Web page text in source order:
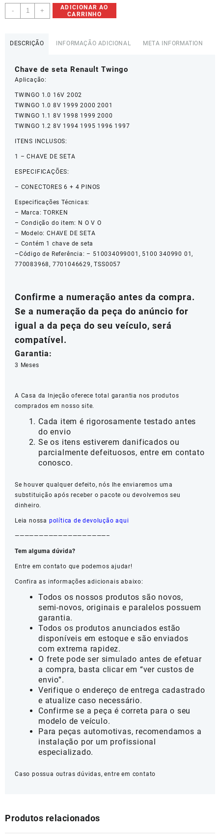
-
Chave
De
Renault
7701046629
quantidade
+
ADICIONAR AO
CARRINHO
DESCRIÇÃO INFORMAÇÃO ADICIONAL META INFORMATION
Chave de seta Renault Twingo
Aplicação:
TWINGO 1.0 16V 2002
TWINGO 1.0 8V 1999 2000 2001
TWINGO 1.1 8V 1998 1999 2000
TWINGO 1.2 8V 1994 1995 1996 1997
ITENS INCLUSOS:
1 – CHAVE DE SETA
ESPECIFICAÇÕES:
– CONECTORES 6 + 4 PINOS
Especificações Técnicas:
– Marca: TORKEN
– Condição do item: N O V O
– Modelo: CHAVE DE SETA
– Contém 1 chave de seta
–Código de Referência: – 510034099001, 5100 340990 01,
770083968, 7701046629, TSS0057
Confirme a numeração antes da compra.
Se a numeração da peça do anúncio for
igual a da peça do seu veículo, será
compatível.
Garantia:
3 Meses
A Casa da Injeção oferece total garantia nos produtos
comprados em nosso site.
Cada item é rigorosamente testado antes
do envio
Se os itens estiverem danificados ou
parcialmente defeituosos, entre em contato
conosco.
Se houver qualquer defeito, nós lhe enviaremos uma
substituição após receber o pacote ou devolvemos seu
dinheiro.
Leia nossa política de devolução aqui
———————————————————–
Tem alguma dúvida?
Entre em contato que podemos ajudar!
Confira as informações adicionais abaixo:
Todos os nossos produtos são novos,
semi-novos, originais e paralelos possuem
garantia.
Todos os produtos anunciados estão
disponíveis em estoque e são enviados
com extrema rapidez.
O frete pode ser simulado antes de efetuar
a compra, basta clicar em “ver custos de
envio”.
Verifique o endereço de entrega cadastrado
e atualize caso necessário.
Confirme se a peça é correta para o seu
modelo de veículo.
Para peças automotivas, recomendamos a
instalação por um profissional
especializado.
Caso possua outras dúvidas, entre em contato
Produtos relacionados